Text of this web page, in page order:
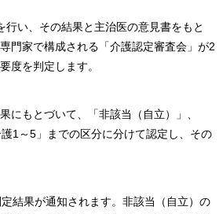
行い、その結果と主治医の意見書をもと
門家で構成される「介護認定審査会」が2
度を判定します。
にもとづいて、「非該当（自立）」、
護1～5」までの区分に分けて認定し、その
結果が通知されます。非該当（自立）の